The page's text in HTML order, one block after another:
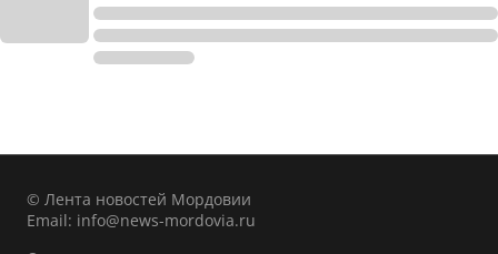
© Лента новостей Мордовии
Email: info@news-mordovia.ru